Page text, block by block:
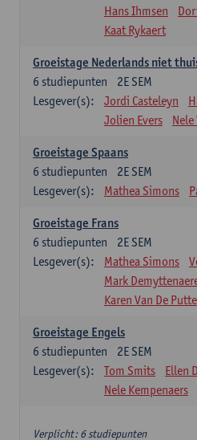
Hans Ihmsen
Kaat Rykaert
Groeistage Nederlands niet
2E SEM
6 studiepunten
Lesgever(s):
Jordi Casteleyn
Jolien Evers
Groeistage Spaans
2E SEM
6 studiepunten
Lesgever(s):
Mathea Simons
Groeistage Frans
2E SEM
6 studiepunten
Lesgever(s):
Mathea Simons
Mark
Karen Van De Putte
Groeistage Engels
2E SEM
6 studiepunten
Lesgever(s):
Tom Smits
Ellen
Nele Kempenaers
Verplicht: 6 studiepunten